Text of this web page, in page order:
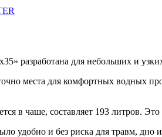
разработана для небольших и
места для комфортных водных
в чаше, составляет 193 литров.
удобно и без риска для травм, дно